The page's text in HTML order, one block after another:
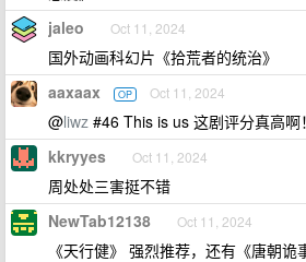
jaleo Oct 11, 2024
国外动画科幻片《拾荒者的统治》
aaxaax OP Oct 11, 2024
@liwz #46 This is us 这剧评分真高啊
kkryyes Oct 11, 2024
周处处三害挺不错
NewTab12138 Oct 11, 2024
《天行健》 强烈推荐，还有《唐朝诡